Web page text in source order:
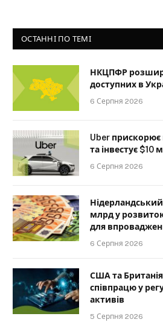
ОСТАННІ ПО ТЕМІ
НКЦПФР
доступних в
6 Серпня 2026
Uber прискорює
та інвестує $10
6 Серпня 2026
Нідерландський
млрд у
для
6 Серпня 2026
США та
співпрацю у
активів
5 Серпня 2026